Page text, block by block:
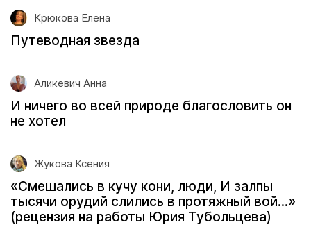
Крюкова Елена
Путеводная звезда
Аликевич Анна
И ничего во всей природе благословить он
не хотел
Жукова Ксения
«Смешались в кучу кони, люди, И залпы
тысячи орудий слились в протяжный вой...»
(рецензия на работы Юрия Тубольцева)